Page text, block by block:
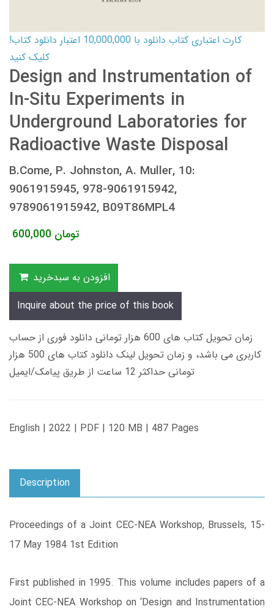
کارت اعتباری کتاب دانلود با 10,000,000 اعتبار دانلود کتاب!
کلیک کنید
Design and Instrumentation of
In-Situ Experiments in
Underground Laboratories for
Radioactive Waste Disposal
B.Come, P. Johnston, A. Muller, 10:
9061915945, 978-9061915942,
9789061915942, B09T86MPL4
600,000 تومان
افزودن به سبدخرید
Inquire about the price of this book
زمان تحویل کتاب های 600 هزار تومانی دانلود فوری از حساب
کاربری می باشد، و زمان تحویل لینک دانلود کتاب های 500 هزار
تومانی حداکثر 12 ساعت از طریق پیامک/ایمیل
English | 2022 | PDF | 120 MB | 487 Pages
Description
Proceedings of a Joint CEC-NEA Workshop, Brussels, 15-
17 May 1984 1st Edition
First published in 1995. This volume includes papers of a
Joint CEC-NEA Workshop on ‘Design and Instrumentation